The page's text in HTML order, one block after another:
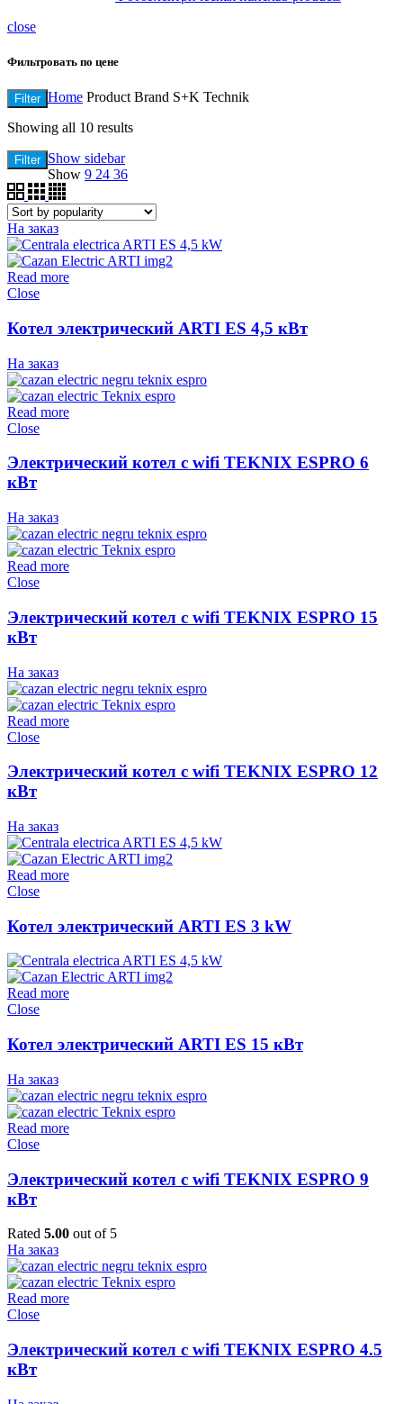
close
Фильтровать по цене
Filter Home Product Brand S+K Technik
Showing all 10 results
Filter Show sidebar
Show 9 24 36
На заказ
Read more
Close
Котел электрический ARTI ES 4,5 кВт
На заказ
Read more
Close
Электрический котел c wifi TEKNIX ESPRO 6
кВт
На заказ
Read more
Close
Электрический котел c wifi TEKNIX ESPRO 15
кВт
На заказ
Read more
Close
Электрический котел c wifi TEKNIX ESPRO 12
кВт
На заказ
Read more
Close
Котел электрический ARTI ES 3 kW
Read more
Close
Котел электрический ARTI ES 15 кВт
На заказ
Read more
Close
Электрический котел c wifi TEKNIX ESPRO 9
кВт
Rated 5.00 out of 5
На заказ
Read more
Close
Электрический котел c wifi TEKNIX ESPRO 4.5
кВт